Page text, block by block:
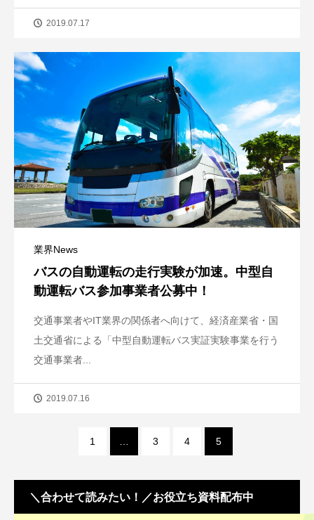
2019.07.17
業界News
バスの自動運転の走行実験が加速。中型自
動運転バス参加事業者公募中！
交通事業者やIT業界の関係者へ向けて、経済産業省・国
土交通省による「中型自動運転バス実証実験事業を行う
交通事業者...
2019.07.16
1 3 4 5
＼合わせて読みたい！／お役立ち資料配布中